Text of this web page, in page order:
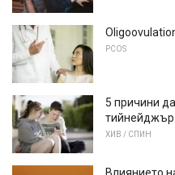
PCOS
5 причини
тийнейджър
ХИВ / СПИН
Влиянието